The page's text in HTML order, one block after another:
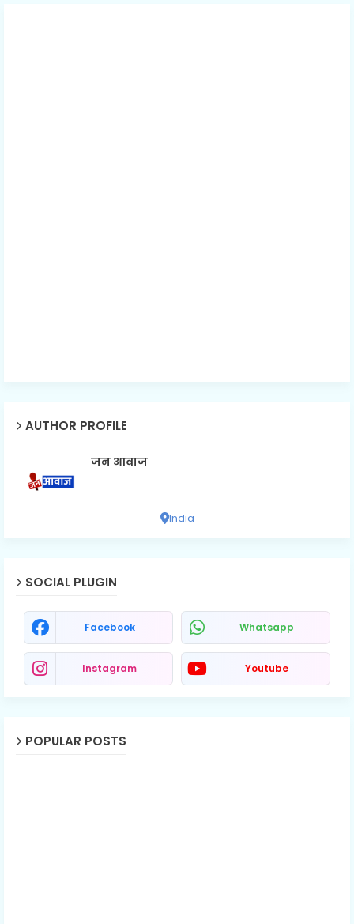
AUTHOR PROFILE
जन आवाज
India
SOCIAL PLUGIN
Facebook Whatsapp
Instagram Youtube
POPULAR POSTS